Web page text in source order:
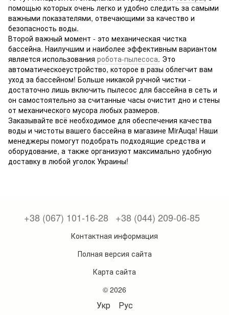
помощью которых очень легко и удобно следить за самыми
важными показателями, отвечающими за качество и
безопасность воды.
Второй важный момент - это механическая чистка
бассейна. Наилучшим и наиболее эффективным вариантом
является использования робота-пылесоса. Это
автоматическоеустройство, которое в разы облегчит вам
уход за бассейном! Больше никакой ручной чистки -
достаточно лишь включить пылесос для бассейна в сеть и
он самостоятельно за считанные часы очистит дно и стены
от механического мусора любых размеров.
Заказывайте всё необходимое для обеспечения качества
воды и чистоты вашего бассейна в магазине MirAuqa! Наши
менеджеры помогут подобрать подходящие средства и
оборудование, а также организуют максимально удобную
доставку в любой уголок Украины!
+38 (067) 101-16-28 +38 (044) 209-06-85
Контактная информация
Полная версия сайта
Карта сайта
© 2026
Укр Рус